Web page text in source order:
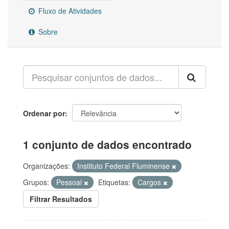
Fluxo de Atividades
Sobre
Ordenar por
1 conjunto de dados encontrado
Organizações:
Instituto Federal Fluminense
Grupos:
Pessoal Etiquetas:
Cargos
Filtrar Resultados